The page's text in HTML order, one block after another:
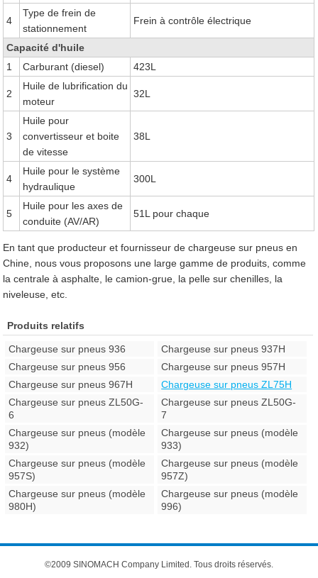
4
Type de frein de
stationnement
Frein à contrôle électrique
Capacité d'huile
1
Carburant (diesel) 423L
2
Huile de lubrification du
moteur
32L
3
Huile pour
convertisseur et boite
de vitesse
38L
4
Huile pour le système
hydraulique
300L
5
Huile pour les axes de
conduite (AV/AR)
51L pour chaque
En tant que producteur et fournisseur de chargeuse sur pneus en
Chine, nous vous proposons une large gamme de produits, comme
la centrale à asphalte, le camion-grue, la pelle sur chenilles, la
niveleuse, etc.
Produits relatifs
Chargeuse sur pneus 936
Chargeuse sur pneus 937H
Chargeuse sur pneus 956
Chargeuse sur pneus 957H
Chargeuse sur pneus 967H
Chargeuse sur pneus ZL75H
Chargeuse sur pneus ZL50G-
6
Chargeuse sur pneus ZL50G-
7
Chargeuse sur pneus (modèle
932)
Chargeuse sur pneus (modèle
933)
Chargeuse sur pneus (modèle
957S)
Chargeuse sur pneus (modèle
957Z)
Chargeuse sur pneus (modèle
980H)
Chargeuse sur pneus (modèle
996)
©2009 SINOMACH Company Limited. Tous droits réservés.